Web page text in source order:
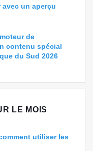
avec un aperçu
de
contenu spécial
du Sud 2026
LE MOIS
utiliser les